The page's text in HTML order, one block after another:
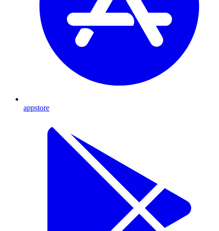
appstore